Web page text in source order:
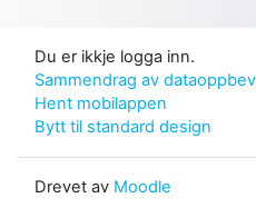
Du er ikkje logga inn.
Sammendrag av
Hent mobilappen
Bytt til standard design
Drevet av Moodle